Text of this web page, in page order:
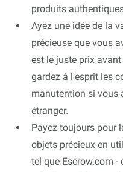
produits
Ayez une idée de la
précieuse que vous
est le juste prix
gardez à l'esprit les
manutention si vous
étranger.
Payez toujours pour
objets précieux en
tel que Escrow.com